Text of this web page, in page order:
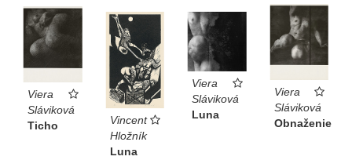
Viera
Sláviková
Obnaženie
Viera
Sláviková
Ticho
Vincent
Hložník
Luna
Viera
Sláviková
Luna